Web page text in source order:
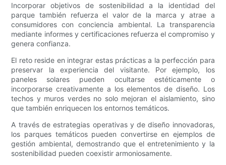
Incorporar objetivos de sostenibilidad a la identidad del
parque también refuerza el valor de la marca y atrae a
consumidores con conciencia ambiental. La transparencia
mediante informes y certificaciones refuerza el compromiso y
genera confianza.
El reto reside en integrar estas prácticas a la perfección para
preservar la experiencia del visitante. Por ejemplo, los
paneles solares pueden ocultarse estéticamente o
incorporarse creativamente a los elementos de diseño. Los
techos y muros verdes no solo mejoran el aislamiento, sino
que también enriquecen los entornos temáticos.
A través de estrategias operativas y de diseño innovadoras,
los parques temáticos pueden convertirse en ejemplos de
gestión ambiental, demostrando que el entretenimiento y la
sostenibilidad pueden coexistir armoniosamente.